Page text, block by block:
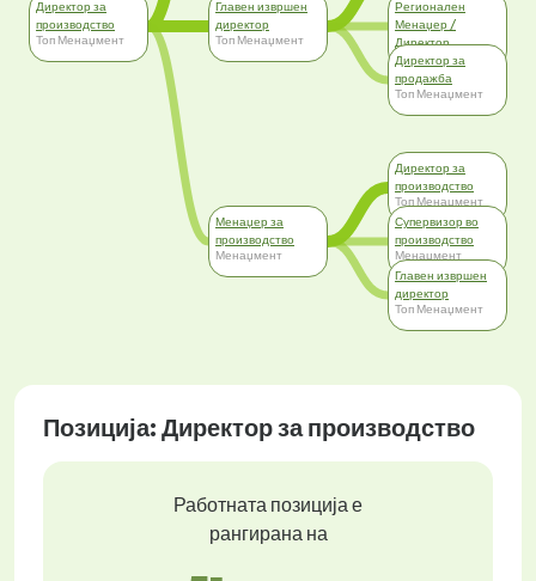
Директор за
производство
Топ Менаџмент
Главен извршен
директор
Топ Менаџмент
Менаџер за
производство
Менаџмент
Регионален
Менаџер /
Директор
Топ Менаџмент
Директор за
продажба
Топ Менаџмент
Директор за
производство
Топ Менаџмент
Супервизор во
производство
Менаџмент
Главен извршен
директор
Топ Менаџмент
Позиција: Директор за производство
Работната позиција е
рангирана на